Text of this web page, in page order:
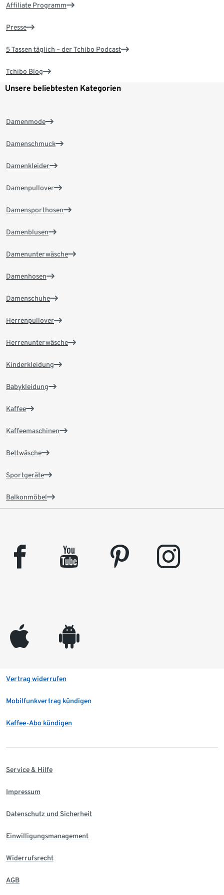
Affiliate Programm
Presse
5 Tassen täglich – der Tchibo Podcast
Tchibo Blog
Unsere beliebtesten Kategorien
Damenmode
Damenschmuck
Damenkleider
Damenpullover
Damensporthosen
Damenblusen
Damenunterwäsche
Damenhosen
Damenschuhe
Herrenpullover
Herrenunterwäsche
Kinderkleidung
Babykleidung
Kaffee
Kaffeemaschinen
Bettwäsche
Sportgeräte
Balkonmöbel
facebook youtube pinterest instagram
appleinc android
Vertrag widerrufen
Mobilfunkvertrag kündigen
Kaffee-Abo kündigen
Service & Hilfe
Impressum
Datenschutz und Sicherheit
Einwilligungsmanagement
Widerrufsrecht
AGB